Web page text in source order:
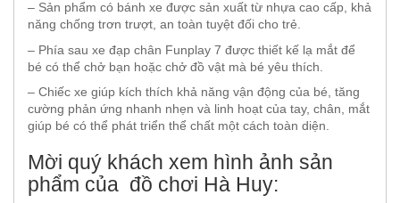
– Sản phẩm có bánh xe được sản xuất từ nhựa cao cấp, khả
năng chống trơn trượt, an toàn tuyệt đối cho trẻ.
– Phía sau xe đạp chân Funplay 7 được thiết kế lạ mắt để
bé có thể chở bạn hoặc chở đồ vật mà bé yêu thích.
– Chiếc xe giúp kích thích khả năng vận động của bé, tăng
cường phản ứng nhanh nhẹn và linh hoạt của tay, chân, mắt
giúp bé có thể phát triển thể chất một cách toàn diện.
Mời quý khách xem hình ảnh sản
phẩm của đồ chơi Hà Huy: